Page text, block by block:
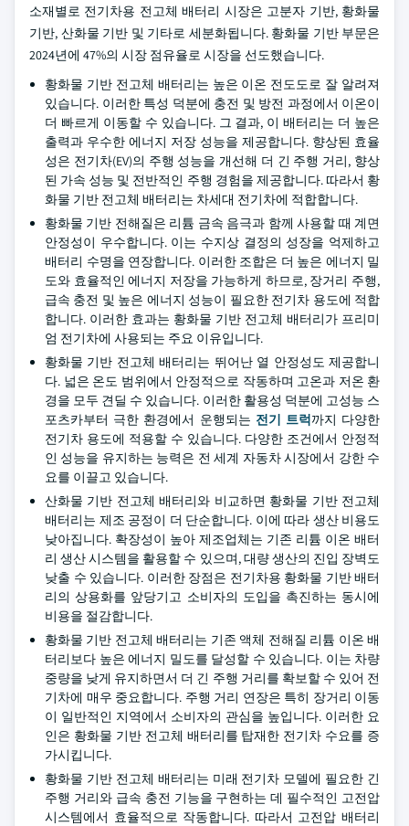
소재별로 전기차용 전고체 배터리 시장은 고분자 기반, 황화물
기반, 산화물 기반 및 기타로 세분화됩니다. 황화물 기반 부문은
2024년에 47%의 시장 점유율로 시장을 선도했습니다.
황화물 기반 전고체 배터리는 높은 이온 전도도로 잘 알려져
있습니다. 이러한 특성 덕분에 충전 및 방전 과정에서 이온이
더 빠르게 이동할 수 있습니다. 그 결과, 이 배터리는 더 높은
출력과 우수한 에너지 저장 성능을 제공합니다. 향상된 효율
성은 전기차(EV)의 주행 성능을 개선해 더 긴 주행 거리, 향상
된 가속 성능 및 전반적인 주행 경험을 제공합니다. 따라서 황
화물 기반 전고체 배터리는 차세대 전기차에 적합합니다.
황화물 기반 전해질은 리튬 금속 음극과 함께 사용할 때 계면
안정성이 우수합니다. 이는 수지상 결정의 성장을 억제하고
배터리 수명을 연장합니다. 이러한 조합은 더 높은 에너지 밀
도와 효율적인 에너지 저장을 가능하게 하므로, 장거리 주행,
급속 충전 및 높은 에너지 성능이 필요한 전기차 용도에 적합
합니다. 이러한 효과는 황화물 기반 전고체 배터리가 프리미
엄 전기차에 사용되는 주요 이유입니다.
황화물 기반 전고체 배터리는 뛰어난 열 안정성도 제공합니
다. 넓은 온도 범위에서 안정적으로 작동하며 고온과 저온 환
경을 모두 견딜 수 있습니다. 이러한 활용성 덕분에 고성능 스
포츠카부터 극한 환경에서 운행되는 전기 트럭까지 다양한
전기차 용도에 적용할 수 있습니다. 다양한 조건에서 안정적
인 성능을 유지하는 능력은 전 세계 자동차 시장에서 강한 수
요를 이끌고 있습니다.
산화물 기반 전고체 배터리와 비교하면 황화물 기반 전고체
배터리는 제조 공정이 더 단순합니다. 이에 따라 생산 비용도
낮아집니다. 확장성이 높아 제조업체는 기존 리튬 이온 배터
리 생산 시스템을 활용할 수 있으며, 대량 생산의 진입 장벽도
낮출 수 있습니다. 이러한 장점은 전기차용 황화물 기반 배터
리의 상용화를 앞당기고 소비자의 도입을 촉진하는 동시에
비용을 절감합니다.
황화물 기반 전고체 배터리는 기존 액체 전해질 리튬 이온 배
터리보다 높은 에너지 밀도를 달성할 수 있습니다. 이는 차량
중량을 낮게 유지하면서 더 긴 주행 거리를 확보할 수 있어 전
기차에 매우 중요합니다. 주행 거리 연장은 특히 장거리 이동
이 일반적인 지역에서 소비자의 관심을 높입니다. 이러한 요
인은 황화물 기반 전고체 배터리를 탑재한 전기차 수요를 증
가시킵니다.
황화물 기반 전고체 배터리는 미래 전기차 모델에 필요한 긴
주행 거리와 급속 충전 기능을 구현하는 데 필수적인 고전압
시스템에서 효율적으로 작동합니다. 따라서 고전압 배터리